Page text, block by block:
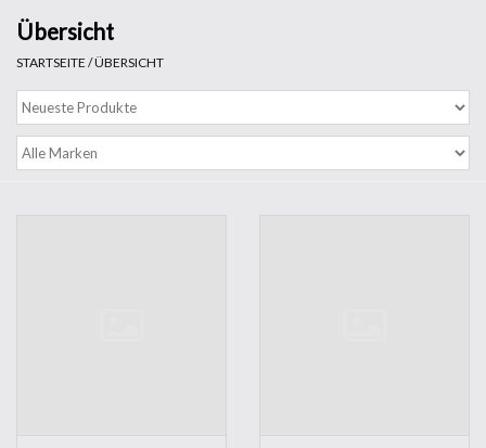
Messesysteme
Übersicht
STARTSEITE /ÜBERSICHT